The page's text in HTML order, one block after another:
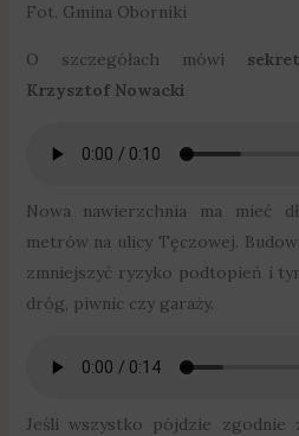
Fot. Gmina Oborniki
O szczegółach mówi
Krzysztof Nowacki
Nowa nawierzchnia ma mieć
metrów na ulicy Tęczowej.
zmniejszyć ryzyko podtopień i
dróg, piwnic czy garaży.
Jeśli wszystko pójdzie zgodnie